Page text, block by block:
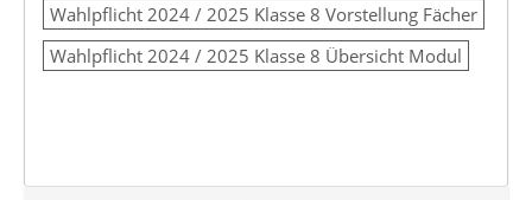
Wahlpflicht 2024 / 2025 Klasse 8 Vorstellung Fächer
Wahlpflicht 2024 / 2025 Klasse 8 Übersicht Modul